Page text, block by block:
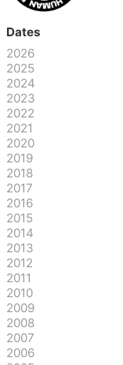
Dates
2026
2025
2024
2023
2022
2021
2020
2019
2018
2017
2016
2015
2014
2013
2012
2011
2010
2009
2008
2007
2006